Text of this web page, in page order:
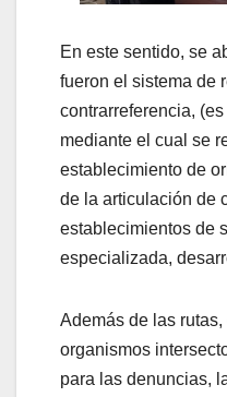
En este sentido, se
fueron el sistema de
contrarreferencia,
mediante el cual se
establecimiento de
de la articulación de
establecimientos de
especializada,
Además de las
organismos
para las denuncias,